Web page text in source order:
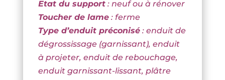
Etat du support: neuf ou à rénover
Toucher de lame: ferme
Type d’enduit préconisé: enduit de
dégrossissage (garnissant), enduit
à projeter, enduit de rebouchage,
enduit garnissant-lissant, plâtre